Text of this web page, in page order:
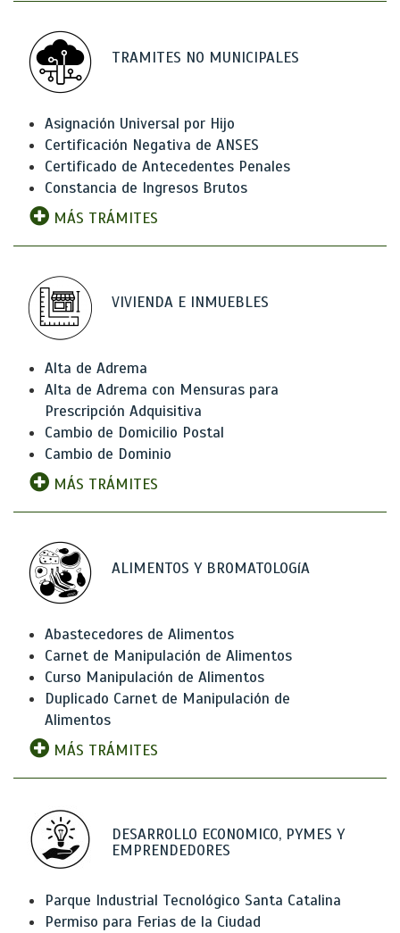
TRAMITES NO MUNICIPALES
Asignación Universal por Hijo
Certificación Negativa de ANSES
Certificado de Antecedentes Penales
Constancia de Ingresos Brutos
MÁS TRÁMITES
VIVIENDA E INMUEBLES
Alta de Adrema
Alta de Adrema con Mensuras para
Prescripción Adquisitiva
Cambio de Domicilio Postal
Cambio de Dominio
MÁS TRÁMITES
ALIMENTOS Y BROMATOLOGíA
Abastecedores de Alimentos
Carnet de Manipulación de Alimentos
Curso Manipulación de Alimentos
Duplicado Carnet de Manipulación de
Alimentos
MÁS TRÁMITES
DESARROLLO ECONOMICO, PYMES Y
EMPRENDEDORES
Parque Industrial Tecnológico Santa Catalina
Permiso para Ferias de la Ciudad